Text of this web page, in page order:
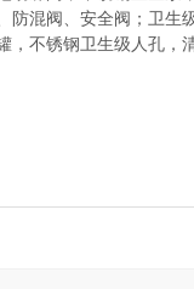
防混阀、安全阀 ； 卫生
，不锈钢卫生级人孔，